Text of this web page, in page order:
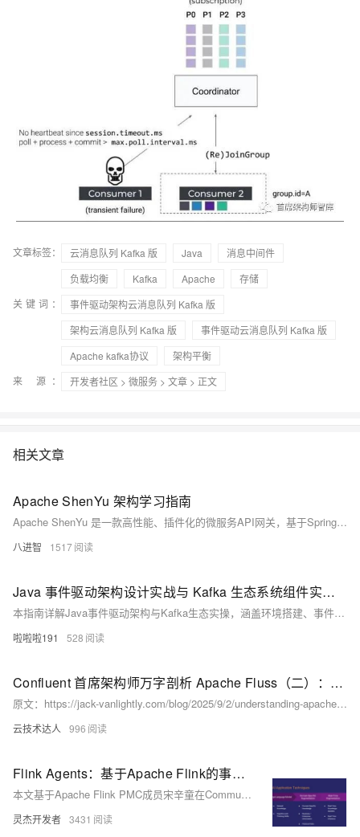
文章标签： 云消息队列 Kafka 版 Java
消息中间件
负载均衡
Kafka Apache
存储
关键词：
事件驱动架构云消息队列 Kafka 版
架构云消息队列 Kafka 版
事件驱动云消息队列 Kafka 版
Apache kafka协议
架构平衡
来 源：
开发者社区 > 微服务 > 文章 > 正文
相关文章
Apache ShenYu 架构学习指南
Apache ShenYu 是一款高性能、插件化的微服务API网关，基于Spring WebFlux + Reactor 构建，支持多协议、动态配置与实时数据同步。本指南以通俗类比和实战路径，带你深入理解其架构设计、核心流程与源码实现，助力快速掌握并参与贡献。
八进智 1517
Java 事件驱动架构设计实战与 Kafka 生态系统组件实操全流程指南
本指南详解Java事件驱动架构与Kafka生态实操，涵盖环境搭建、事件模型定义、生产者与消费者实现、事件测试及高级特性，助你快速构建高可扩展分布式系统。
啦啦啦191 528
Confluent 首席架构师万字剖析 Apache Fluss（二）：核心架构
原文：https://jack-vanlightly.com/blog/2025/9/2/understanding-apache-fluss 作者：Jack Vanlightly 翻译：Wayne Wang@腾讯 译注：Jack Vanlightly 是一位专注于数据系统底层架构的知名技术博主，他的文章以篇幅长、细节丰富而闻名。目前 Jack 就职于 Confluent，担任首席技术架构师，因此这篇 Fluss 深度分析文章，具备一定的客观参考意义。译文拆成了三篇文章，本文是第二篇。
云技术达人 996
Flink Agents：基于Apache Flink的事件驱动AI智能体框架
本文基于Apache Flink PMC成员宋辛童在Community Over Code Asia 2025的演讲，深入解析Flink Agents项目的技术背景、架构设计与应用场景。该项目聚焦事件驱动型AI智能体，结合Flink的实时处理能力，推动AI在工业场景中的工程化落地，涵盖智能运维、直播分析等典型应用，展现其在AI发展第四层次——智能体AI中的重要意义。
灵杰开发者 3431